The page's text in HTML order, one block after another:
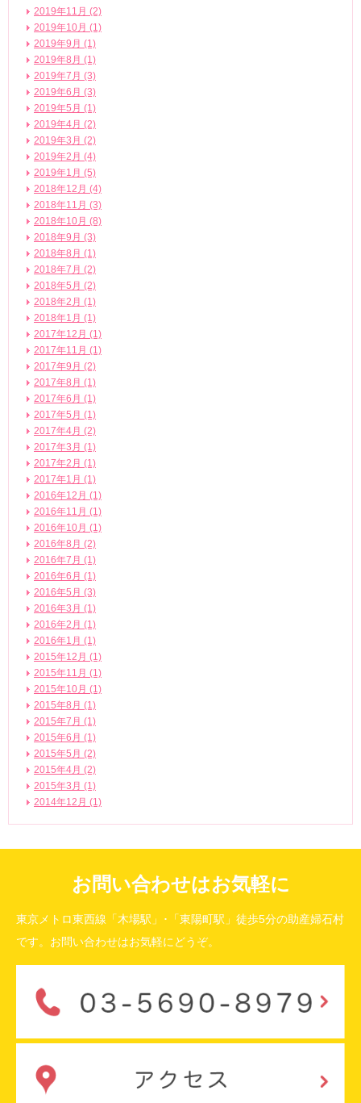
2019年11月 (2)
2019年10月 (1)
2019年9月 (1)
2019年8月 (1)
2019年7月 (3)
2019年6月 (3)
2019年5月 (1)
2019年4月 (2)
2019年3月 (2)
2019年2月 (4)
2019年1月 (5)
2018年12月 (4)
2018年11月 (3)
2018年10月 (8)
2018年9月 (3)
2018年8月 (1)
2018年7月 (2)
2018年5月 (2)
2018年2月 (1)
2018年1月 (1)
2017年12月 (1)
2017年11月 (1)
2017年9月 (2)
2017年8月 (1)
2017年6月 (1)
2017年5月 (1)
2017年4月 (2)
2017年3月 (1)
2017年2月 (1)
2017年1月 (1)
2016年12月 (1)
2016年11月 (1)
2016年10月 (1)
2016年8月 (2)
2016年7月 (1)
2016年6月 (1)
2016年5月 (3)
2016年3月 (1)
2016年2月 (1)
2016年1月 (1)
2015年12月 (1)
2015年11月 (1)
2015年10月 (1)
2015年8月 (1)
2015年7月 (1)
2015年6月 (1)
2015年5月 (2)
2015年4月 (2)
2015年3月 (1)
2014年12月 (1)
お問い合わせはお気軽に
東京メトロ東西線「木場駅」･「東陽町駅」徒歩5分の助産婦石村
です。お問い合わせはお気軽にどうぞ。